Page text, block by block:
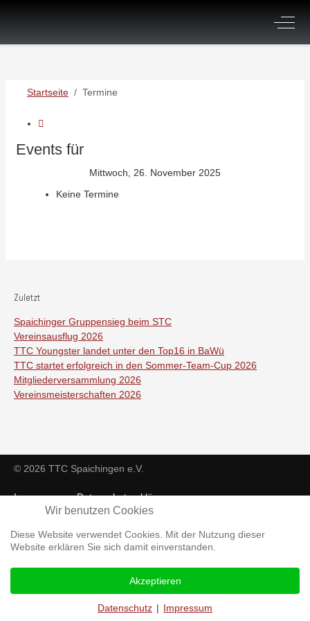
Off-
Startseite Termine
Events für
Mittwoch, 26. November 2025
Keine Termine
Zuletzt
Spaichinger Gruppensieg beim STC
Vereinsausflug 2026
TTC Youngster landet unter den Top16 in BaWü
TTC startet erfolgreich in den Sommer-Team-Cup 2026
Mitgliederversammlung 2026
Vereinsmeisterschaften 2026
© 2026 TTC Spaichingen e.V.
Impressum Datenschutzerklärung
Wir benutzen Cookies
Diese Website verwendet Cookies. Mit der Nutzung dieser
Website erklären Sie sich damit einverstanden.
Akzeptieren
Datenschutz | Impressum